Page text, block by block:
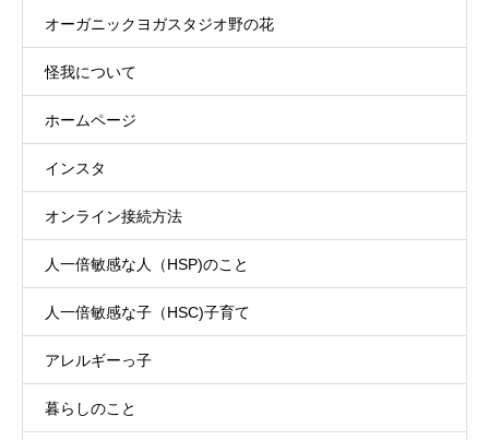
オーガニックヨガスタジオ野の花
怪我について
ホームページ
インスタ
オンライン接続方法
人一倍敏感な人（HSP)のこと
人一倍敏感な子（HSC)子育て
アレルギーっ子
暮らしのこと